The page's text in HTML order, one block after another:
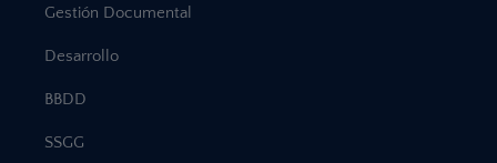
Gestión Documental
Desarrollo
BBDD
SSGG